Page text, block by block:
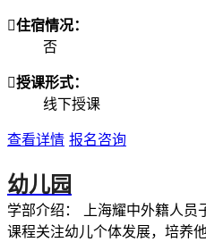
住宿情况：
否
授课形式：
线下授课
查看详情 报名咨询
幼儿园
学部介绍：
上海耀中外籍人员
课程关注幼儿个体发展，培养